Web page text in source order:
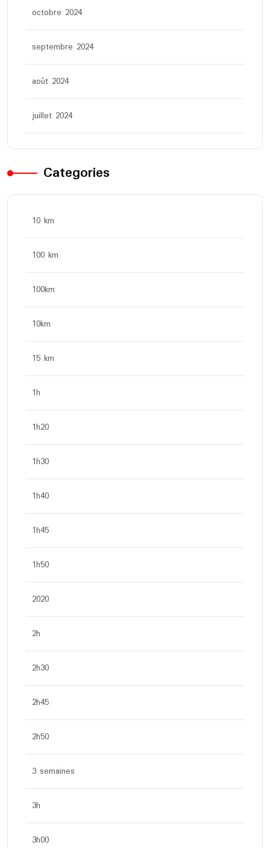
octobre 2024
septembre 2024
août 2024
juillet 2024
Categories
10 km
100 km
100km
10km
15 km
1h
1h20
1h30
1h40
1h45
1h50
2020
2h
2h30
2h45
2h50
3 semaines
3h
3h00